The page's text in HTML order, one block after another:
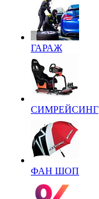
ГАРАЖ
СИМРЕЙСИНГ
ФАН ШОП